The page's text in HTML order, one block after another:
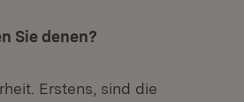
Sie denen?
Erstens, sind die